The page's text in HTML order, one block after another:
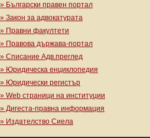
» Български правен портал
» Закон за адвокатурата
» Правни факултети
» Правова държава-портал
» Списание Адв.преглед
» Юридическа енциклопедия
» Юридически регистър
» Web страници на институции
» Дигеста-правна информация
» Издателство Сиела